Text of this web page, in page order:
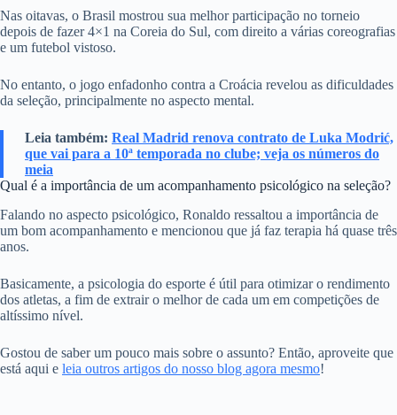
Nas oitavas, o Brasil mostrou sua melhor participação no torneio
depois de fazer 4×1 na Coreia do Sul, com direito a várias coreografias
e um futebol vistoso.
No entanto, o jogo enfadonho contra a Croácia revelou as dificuldades
da seleção, principalmente no aspecto mental.
Leia também: Real Madrid renova contrato de Luka Modrić,
que vai para a 10ª temporada no clube; veja os números do
meia
Qual é a importância de um acompanhamento psicológico na seleção?
Falando no aspecto psicológico, Ronaldo ressaltou a importância de
um bom acompanhamento e mencionou que já faz terapia há quase três
anos.
Basicamente, a psicologia do esporte é útil para otimizar o rendimento
dos atletas, a fim de extrair o melhor de cada um em competições de
altíssimo nível.
Gostou de saber um pouco mais sobre o assunto? Então, aproveite que
está aqui e leia outros artigos do nosso blog agora mesmo!